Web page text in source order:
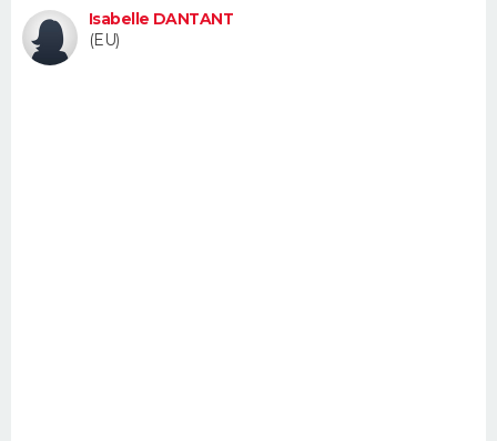
Bricolage
Lifestyle
Culture
Sport
Auto
Television
Voyage
Cinema
Isabelle DANTANT
(EU)